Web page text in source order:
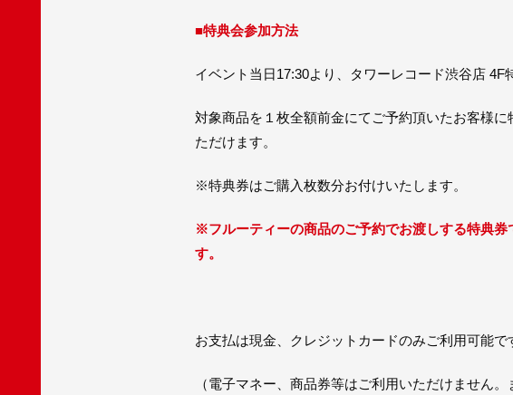
■特典会参加方法
イベント当日17:30より、タワーレコード渋谷店 4F
対象商品を１枚全額前金にてご予約頂いたお客様
ただけます。
※特典券はご購入枚数分お付けいたします。
※フルーティーの商品のご予約でお渡しする特典
す。
お支払は現金、クレジットカードのみご利用可能
（電子マネー、商品券等はご利用いただけません